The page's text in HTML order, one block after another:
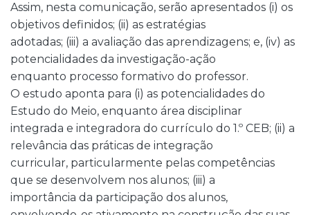
Assim, nesta comunicação, serão apresentados (i) os
objetivos definidos; (ii) as estratégias
adotadas; (iii) a avaliação das aprendizagens; e, (iv) as
potencialidades da investigação-ação
enquanto processo formativo do professor.
O estudo aponta para (i) as potencialidades do
Estudo do Meio, enquanto área disciplinar
integrada e integradora do currículo do 1.º CEB; (ii) a
relevância das práticas de integração
curricular, particularmente pelas competências
que se desenvolvem nos alunos; (iii) a
importância da participação dos alunos,